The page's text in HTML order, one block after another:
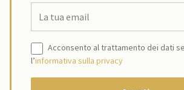
Acconsento al trattamento dei dati
l’informativa sulla privacy